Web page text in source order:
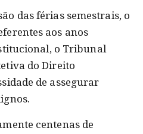
das férias semestrais, o
aos anos
o Tribunal
do Direito
de assegurar
centenas de